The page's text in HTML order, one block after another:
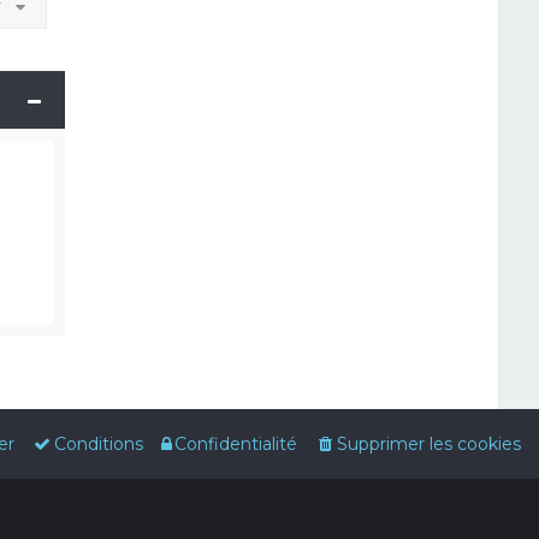
Supprimer les cookies
Confidentialité
Conditions